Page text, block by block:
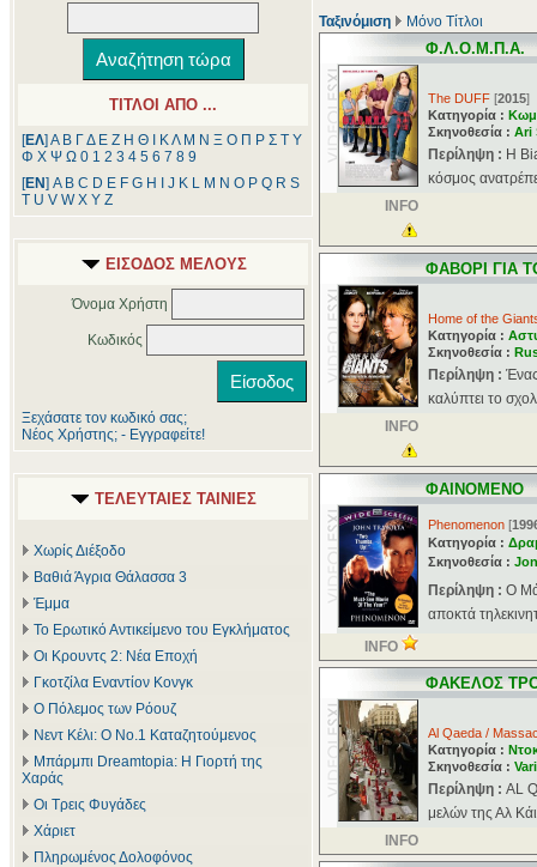
ΤΙΤΛΟΙ ΑΠΟ ...
[ΕΛ] Α Β ΓΔ Ε Ζ Η Θ ΚΛ Μ Ν Ξ Ο Π Ρ Σ Τ Υ
Φ Χ Ψ Ω 0 1 2 3 4 5 6 7 8 9
[ΕΝ] A B C D E F G H J K L M N O P Q R S
T U V W X Y Z
ΕΙΣΟΔΟΣ ΜΕΛΟΥΣ
Όνομα Χρήστη
Κωδικός
Ξεχάσατε τον κωδικό σας;
Νέος Χρήστης; - Εγγραφείτε!
ΤΕΛΕΥΤΑΙΕΣ ΤΑΙΝΙΕΣ
Χωρίς Διέξοδο
Βαθιά Άγρια Θάλασσα 3
Έμμα
Το Ερωτικό Αντικείμενο του Εγκλήματος
Οι Κρουντς 2: Νέα Εποχή
Γκοτζίλα Εναντίον Κονγκ
Ο Πόλεμος των Ρόουζ
Νεντ Κέλι: Ο Νο.1 Καταζητούμενος
Μπάρμπι Dreamtopia: Η Γιορτή της
Χαράς
Οι Τρεις Φυγάδες
Χάριετ
Πληρωμένος Δολοφόνος
Ταξινόμιση Μόνο Τίτλοι
Φ.Λ.Ο.Μ.Π.Α.
The DUFF [2015]
Κατηγορία :
Σκηνοθεσία : Ari
Περίληψη : Η
κόσμος
INFO
ΦΑΒΟΡΙ ΓΙΑ
Home of the
Κατηγορία :
Σκηνοθεσία :
Περίληψη :
καλύπτει το
INFO
ΦΑΙΝΟΜΕΝΟ
Phenomenon [
Κατηγορία :
Σκηνοθεσία :
Περίληψη : Ο
αποκτά
INFO
ΦΑΚΕΛΟΣ
Αl Qaeda /
Κατηγορία :
Σκηνοθεσία :
Περίληψη : AL
μελών της Αλ
INFO